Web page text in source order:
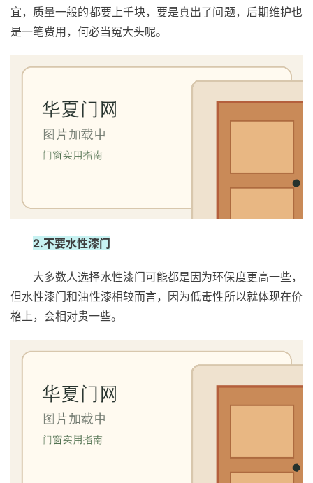
宜，质量一般的都要上千块，要是真出了问题，后期维护也
是一笔费用，何必当冤大头呢。
2.不要水性漆门
大多数人选择水性漆门可能都是因为环保度更高一些，
但水性漆门和油性漆相较而言，因为低毒性所以就体现在价
格上，会相对贵一些。